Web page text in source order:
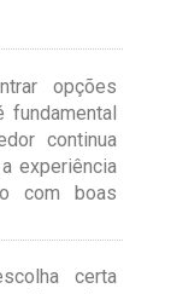
opções
fundamental
continua
experiência
com boas
certa